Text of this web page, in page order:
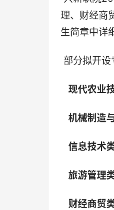
理、财经商
生简章中详
部分拟开设
现代农业
机械制造
信息技术
旅游管理
财经商贸